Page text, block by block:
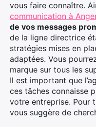
vous faire connaître.
communication à
de vos messages
de la ligne directrice
stratégies mises en
adaptées. Vous
marque sur tous les
Il est important que
ces tâches connaisse
votre entreprise. Pour
vous suggère de